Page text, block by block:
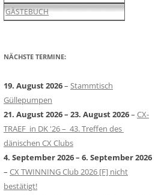
GÄSTEBUCH
NÄCHSTE TERMINE:
19. August 2026– Stammtisch
Güllepumpen
21. August 2026– 23. August 2026– CX-
TRAEF in DK '26 – 43. Treffen des
dänischen CX Clubs
4. September 2026– 6. September 2026
– CX TWINNING Club 2026 [F] nicht
bestätigt!